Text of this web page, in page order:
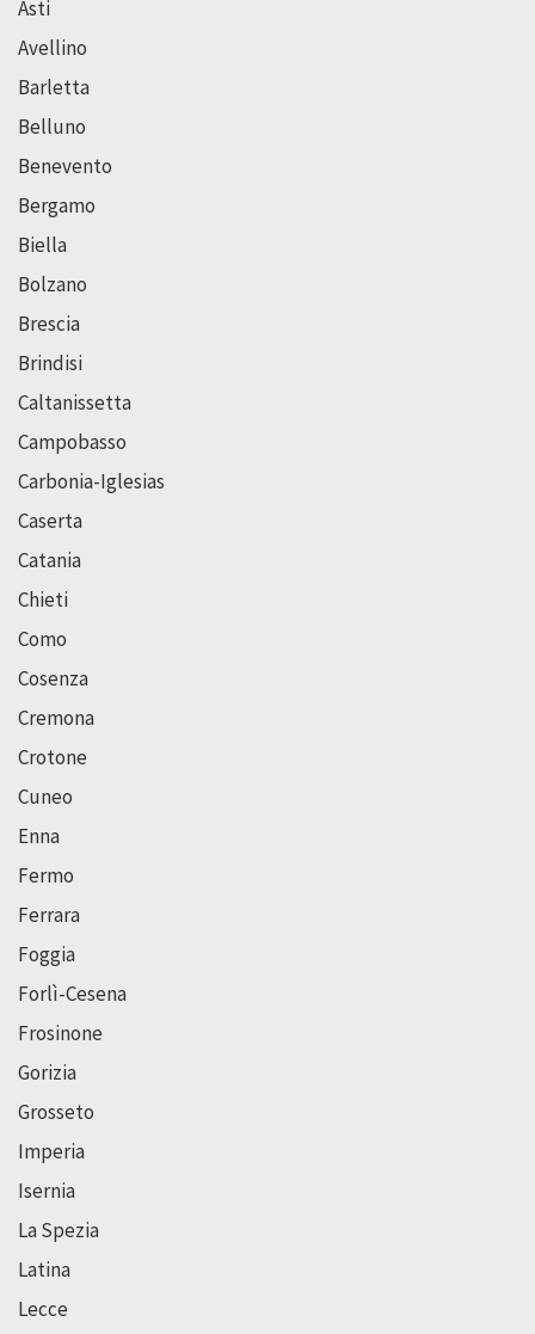
Asti
Avellino
Barletta
Belluno
Benevento
Bergamo
Biella
Bolzano
Brescia
Brindisi
Caltanissetta
Campobasso
Carbonia-Iglesias
Caserta
Catania
Chieti
Como
Cosenza
Cremona
Crotone
Cuneo
Enna
Fermo
Ferrara
Foggia
Forlì-Cesena
Frosinone
Gorizia
Grosseto
Imperia
Isernia
La Spezia
Latina
Lecce